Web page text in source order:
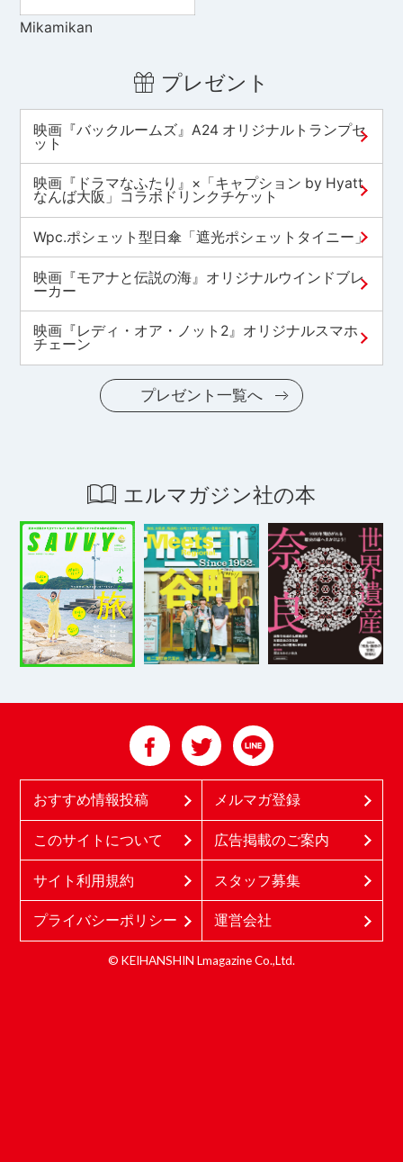
Mikamikan
プレゼント
映画『バックルームズ』A24 オリジナルトランプセ
ット
映画『ドラマなふたり』×「キャプション by Hyatt
なんば大阪」コラボドリンクチケット
Wpc.ポシェット型日傘「遮光ポシェットタイニー」
映画『モアナと伝説の海』オリジナルウインドブレ
ーカー
映画『レディ・オア・ノット2』オリジナルスマホ
チェーン
プレゼント一覧へ
エルマガジン社の本
おすすめ情報投稿 メルマガ登録
このサイトについて 広告掲載のご案内
サイト利用規約 スタッフ募集
プライバシーポリシー 運営会社
© KEIHANSHIN Lmagazine Co.,Ltd.